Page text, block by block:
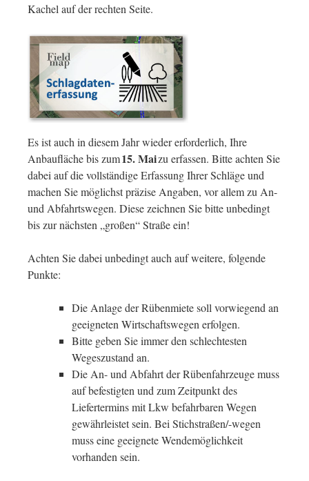
Kachel auf der rechten Seite.
Es ist auch in diesem Jahr wieder erforderlich, Ihre
Anbaufläche bis zum15. Maizu erfassen. Bitte achten Sie
dabei auf die vollständige Erfassung Ihrer Schläge und
machen Sie möglichst präzise Angaben, vor allem zu An-
und Abfahrtswegen. Diese zeichnen Sie bitte unbedingt
bis zur nächsten „großen“ Straße ein!
Achten Sie dabei unbedingt auch auf weitere, folgende
Punkte:
Die Anlage der Rübenmiete soll vorwiegend an
geeigneten Wirtschaftswegen erfolgen.
Bitte geben Sie immer den schlechtesten
Wegeszustand an.
Die An- und Abfahrt der Rübenfahrzeuge muss
auf befestigten und zum Zeitpunkt des
Liefertermins mit Lkw befahrbaren Wegen
gewährleistet sein. Bei Stichstraßen/-wegen
muss eine geeignete Wendemöglichkeit
vorhanden sein.